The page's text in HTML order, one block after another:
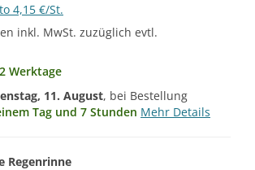
4,15 €/St.
inkl. MwSt. zuzüglich evtl.
Werktage
11. August, bei Bestellung
Tag und 7 Stunden Mehr Details
Regenrinne